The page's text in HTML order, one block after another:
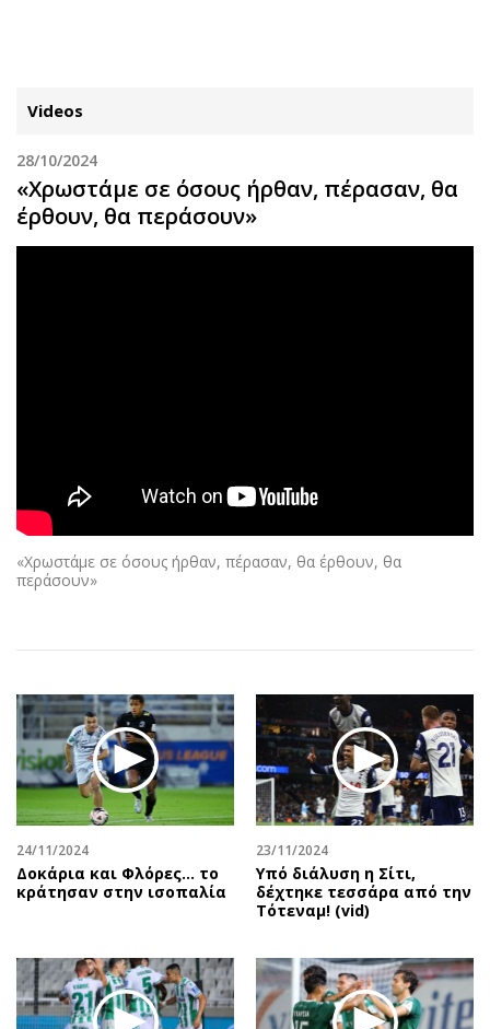
ΚΑΤΗΓΟΡΙΕΣ ΣΥΝΔΕΣΗ
Κύπρος
Αθλητισμός
Κύπρος
Ελλάδα
Οικονομία
Real Estate
Επιχειρήσεις
Αγορές
Money Review
AstroBank Properties
Trends
Ναυτιλία
Περιβάλλον
Ελλάδα
Geek
Νέα
Κινητά-tablets
Πολιτική
Οικονομία
Γενικά
Αναδρομές
Πρόσωπα
Περιβάλλον
Good Life
Γυναίκα
Showbiz
Ταξίδια
Συνταγές
Videos
28/10/2024
«Χρωστάμε σε όσους ήρθαν, πέρασαν, θα
έρθουν, θα περάσουν»
«Χρωστάμε σε όσους ήρθαν, πέρασαν, θα έρθουν, θα
περάσουν»
24/11/2024
Δοκάρια και Φλόρες… το
κράτησαν στην ισοπαλία
23/11/2024
Υπό διάλυση η Σίτι,
δέχτηκε τεσσάρα από την
Τότεναμ! (vid)